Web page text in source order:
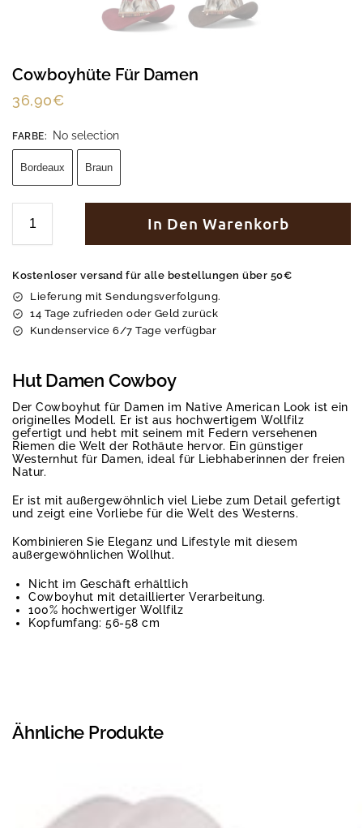
Cowboyhüte Für Damen
36,90€
FARBE: No selection
Bordeaux Braun
In Den Warenkorb
Kostenloser versand für alle bestellungen über 50€
Lieferung mit Sendungsverfolgung.
14 Tage zufrieden oder Geld zurück
Kundenservice 6/7 Tage verfügbar
Hut Damen Cowboy
Der Cowboyhut für Damen im Native American Look ist ein
originelles Modell. Er ist aus hochwertigem Wollfilz
gefertigt und hebt mit seinem mit Federn versehenen
Riemen die Welt der Rothäute hervor. Ein günstiger
Westernhut für Damen, ideal für Liebhaberinnen der freien
Natur.
Er ist mit außergewöhnlich viel Liebe zum Detail gefertigt
und zeigt eine Vorliebe für die Welt des Westerns.
Kombinieren Sie Eleganz und Lifestyle mit diesem
außergewöhnlichen Wollhut.
Nicht im Geschäft erhältlich
Cowboyhut mit detaillierter Verarbeitung.
100% hochwertiger Wollfilz
Kopfumfang: 56-58 cm
Ähnliche Produkte